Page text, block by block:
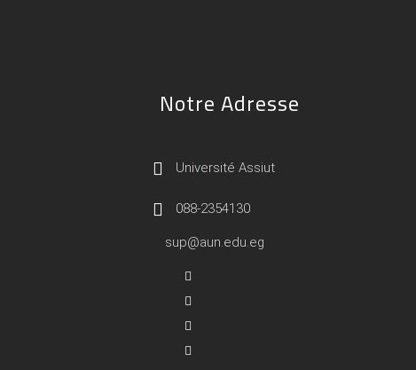
Notre Adresse
Université Assiut
088-2354130
sup@aun.edu.eg